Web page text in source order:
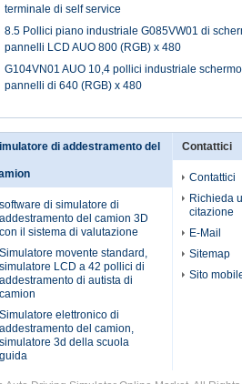
terminale di self service
8.5 Pollici piano industriale G085VW01 di
pannelli LCD AUO 800 (RGB) x 480
G104VN01 AUO 10,4 pollici industriale
pannelli di 640 (RGB) x 480
di addestramento del
software di simulatore di
addestramento del camion 3D
con il sistema di valutazione
Simulatore movente standard,
simulatore LCD a 42 pollici di
addestramento di autista di
camion
Simulatore elettronico di
addestramento del camion,
simulatore 3d della scuola
guida
Contattici
Contattici
Richieda
citazione
E-Mail
Sitemap
Sito